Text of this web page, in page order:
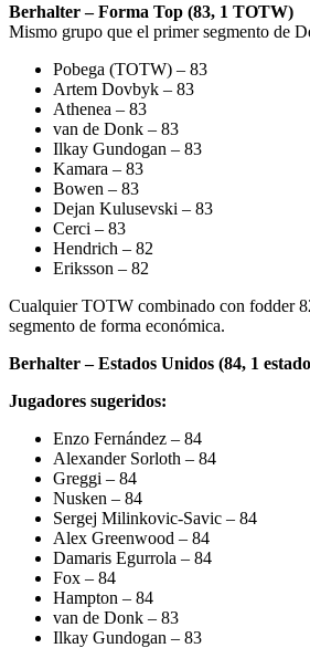
Berhalter – Forma Top (83, 1 TOTW)
Mismo grupo que el primer segmento de
Pobega (TOTW) – 83
Artem Dovbyk – 83
Athenea – 83
van de Donk – 83
Ilkay Gundogan – 83
Kamara – 83
Bowen – 83
Dejan Kulusevski – 83
Cerci – 83
Hendrich – 82
Eriksson – 82
Cualquier TOTW combinado con fodder
segmento de forma económica.
Berhalter – Estados Unidos (84, 1
Jugadores sugeridos:
Enzo Fernández – 84
Alexander Sorloth – 84
Greggi – 84
Nusken – 84
Sergej Milinkovic-Savic – 84
Alex Greenwood – 84
Damaris Egurrola – 84
Fox – 84
Hampton – 84
van de Donk – 83
Ilkay Gundogan – 83